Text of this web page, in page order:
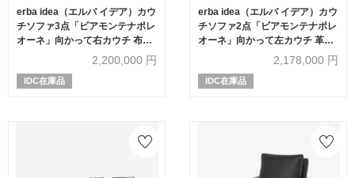
erba idea（エルバ イデア）カウ
チソファ3点「ビアモンテナポレ
オーネ」向かって右カウチ 布ホ
2,200,000 円
IDC在庫品
erba idea（エルバ イデア）カウ
チソファ2点「ビアモンテナポレ
オーネ」向かって左カウチ 革ブ
ラック ARREDO3002,178,000 円
IDC在庫品